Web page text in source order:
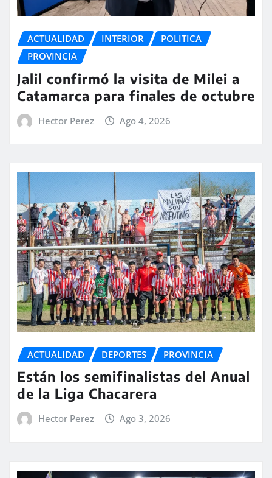
ACTUALIDAD INTERIOR
POLITICA
PROVINCIA
Jalil confirmó la visita de Milei a
Catamarca para finales de octubre
Hector Perez Ago 4, 2026
ACTUALIDAD DEPORTES PROVINCIA
Están los semifinalistas del Anual
de la Liga Chacarera
Hector Perez Ago 3, 2026